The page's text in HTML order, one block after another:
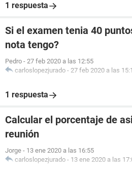
1 respuesta
Si el examen tenia 40
nota tengo?
Pedro - 27 feb 2020 a las 12:55
carloslopezjurado - 27 feb 2020 a las
1 respuesta
Calcular el porcentaje de
reunión
Jorge - 13 ene 2020 a las 16:55
carloslopezjurado - 13 ene 2020 a las